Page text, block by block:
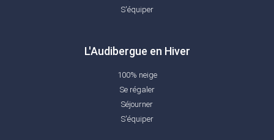
S'équiper
L'Audibergue en Hiver
100% neige
Se régaler
Séjourner
S'équiper